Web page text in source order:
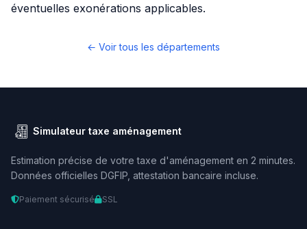
éventuelles exonérations applicables.
← Voir tous les départements
Simulateur taxe aménagement
Estimation précise de votre taxe d'aménagement en 2 minutes.
Données officielles DGFIP, attestation bancaire incluse.
Paiement sécurisé SSL